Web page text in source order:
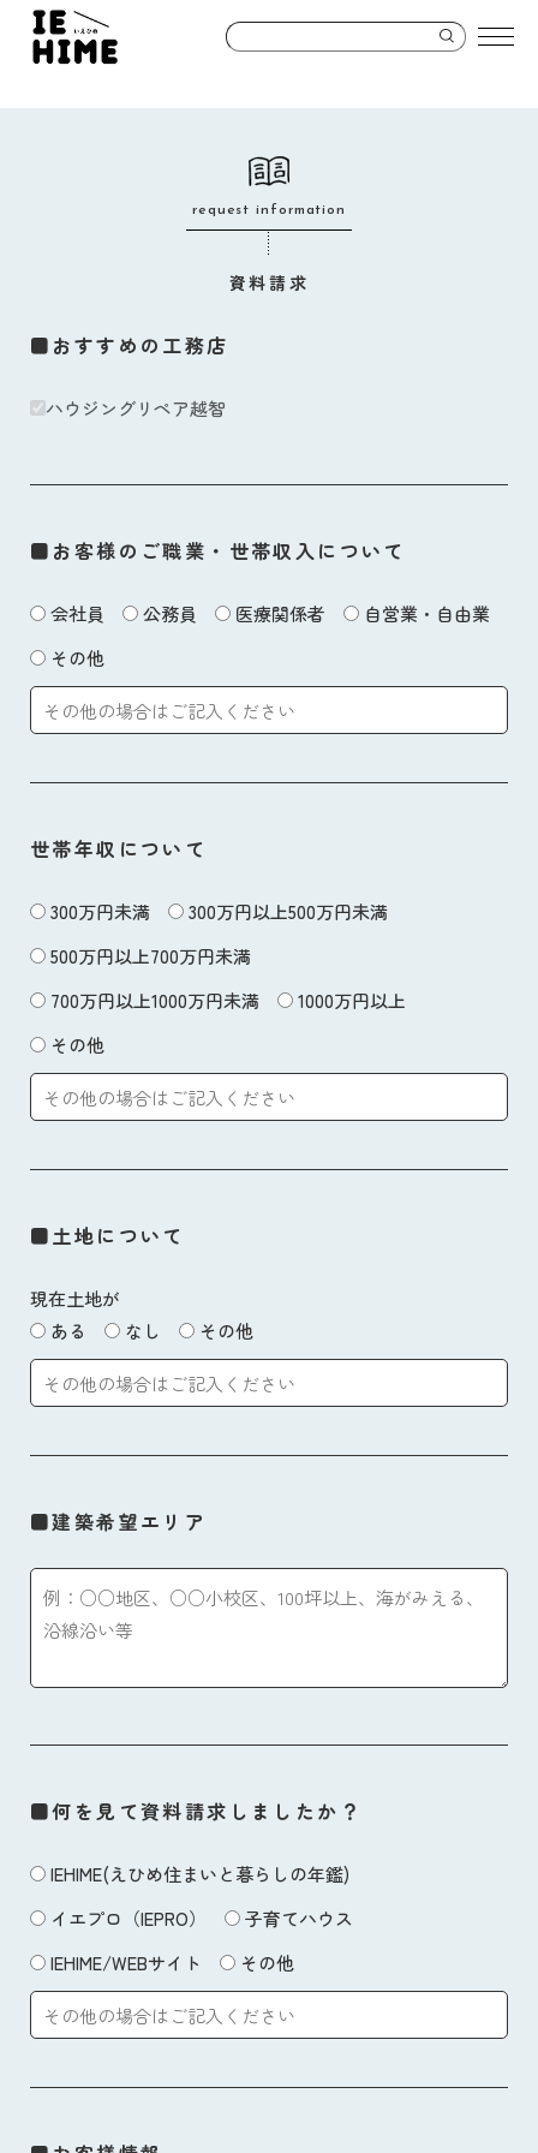
request information
資料請求
■おすすめの工務店
ハウジングリペア越智
■お客様のご職業・世帯収入について
会社員 公務員 医療関係者
自営業・自由業
その他
世帯年収について
300万円未満
300万円以上500万円未満
500万円以上700万円未満
700万円以上1000万円未満
1000万円以上
その他
■土地について
現在土地が
ある
なし その他
■建築希望エリア
■何を見て資料請求しましたか？
IEHIME(えひめ住まいと暮らしの年鑑)
イエプロ（IEPRO）
子育てハウス
IEHIME/WEBサイト
その他